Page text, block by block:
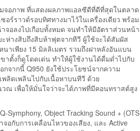
มจอภาพ ที่แสดงผลภาพแอลซีดีที่ดีที่สุดในตลาด
ร์ราวด์รอบทิศทางมาไว้ในเครื่องเดียว พร้อม
จอลงไปเกือบทั้งหมด จนทำให้มีอัตราส่วนหน้า
ะห่างสิบถึงสิบห้าฟุตจากทีวี ผู้ใช้จะได้สัมผัส
เพียง 15 มิลลิเมตร รวมถึงฝาหลังอันแบน
าตั้งก็ดูโดดเด่น ทำให้ผู้ใช้งานได้ดื่มด่ำไปกับ
จากนี้ Q950 ยังใช้ประโยชน์จากความ
ลิดเพลินไปกับเนื้อหาบนทีวี ด้วย
ณ เพื่อให้มั่นใจว่าจะได้ภาพที่มีคอนทราสต์สูง
Object Tracking Sound + (OTS
กับการเคลื่อนไหวของเสียง, และ Active